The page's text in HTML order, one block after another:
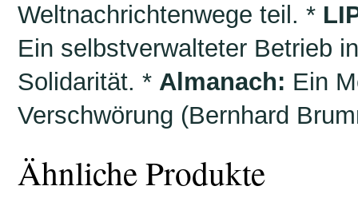
Weltnachrichtenwege teil. *
Ein selbstverwalteter Betrieb
Solidarität. * Almanach: Ein
Verschwörung (Bernhard
Ähnliche Produkte